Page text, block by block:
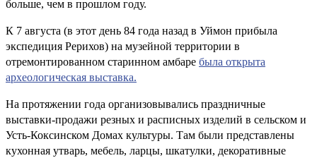
больше, чем в прошлом году.
К 7 августа (в этот день 84 года назад в Уймон прибыла
экспедиция Рерихов) на музейной территории в
отремонтированном старинном амбаре была открыта
археологическая выставка.
На протяжении года организовывались праздничные
выставки-продажи резных и расписных изделий в сельском и
Усть-Коксинском Домах культуры. Там были представлены
кухонная утварь, мебель, ларцы, шкатулки, декоративные